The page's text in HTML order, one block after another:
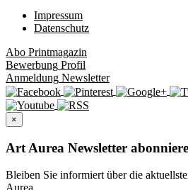
Impressum
Datenschutz
Abo Printmagazin
Bewerbung Profil
Anmeldung Newsletter
×
Art Aurea Newsletter
Bleiben Sie informiert über die